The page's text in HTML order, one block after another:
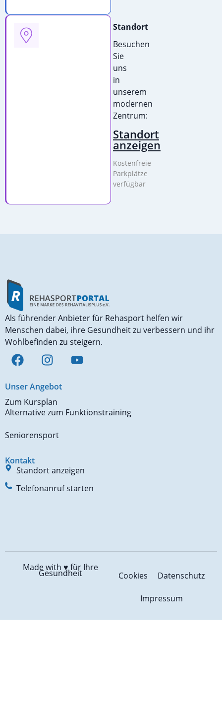
Standort
Besuchen
Sie
uns
in
unserem
modernen
Zentrum:
Standort
anzeigen
Kostenfreie
Parkplätze
verfügbar
Als führender Anbieter für Rehasport helfen wir
Menschen dabei, ihre Gesundheit zu verbessern und ihr
Wohlbefinden zu steigern.
Unser Angebot
Zum Kursplan
Alternative zum Funktionstraining
Seniorensport
Kontakt
Standort anzeigen
Telefonanruf starten
Made with ♥️für Ihre
Gesundheit Cookies Datenschutz
Impressum